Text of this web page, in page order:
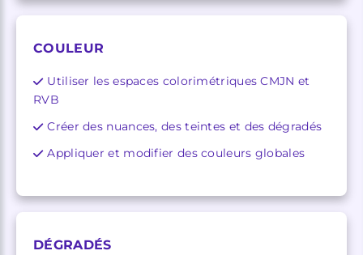
COULEUR
Utiliser les espaces colorimétriques CMJN et
RVB
Créer des nuances, des teintes et des dégradés
Appliquer et modifier des couleurs globales
DÉGRADÉS